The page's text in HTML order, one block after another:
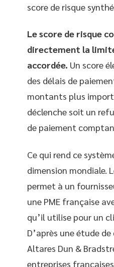
score de risque
Le score de risque
directement la
accordée. Un score
des délais de
montants plus
déclenche soit un
de paiement
Ce qui rend ce
dimension mondiale.
permet à un
une PME française
qu’il utilise pour un
D’après une étude
Altares Dun &
entreprises